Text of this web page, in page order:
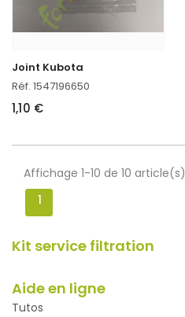
Joint Kubota
Réf. 1547196650
1,10 €
Affichage 1-10 de 10 article(s)
1
Kit service filtration
Aide en ligne
Tutos